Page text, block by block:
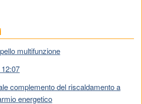
multifunzione
complemento del riscaldamento a
energetico